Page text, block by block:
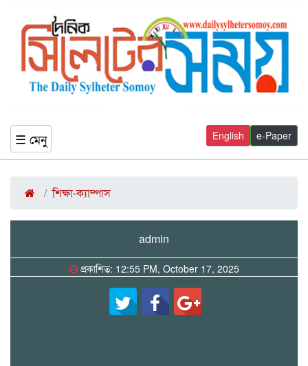
☰ মেনু e-Paper
English
শিক্ষা-ক্যাম্পাস
admin
প্রকাশিত: 12:55 PM, October 17, 2025